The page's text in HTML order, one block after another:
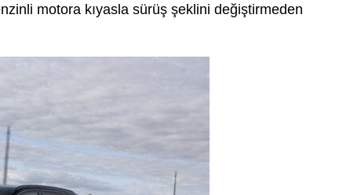
motora kıyasla sürüş şeklini değiştirmeden